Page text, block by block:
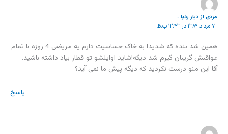
مردی از دیار ردپا...
۷ مرداد ۱۳۸۹ در ۱۲:۴۳ ب.ظ
همین شد بنده که شدیدا به خاک حساسیت دارم یه مریضی 4 روزه با تمام
عواقبش گریبان گیرم شد دیگه!شاید اوایلشو تو قطار بیاد داشته باشید.
آقا این منو درست نکردید که دیگه پیش ما نمی آید؟
پاسخ